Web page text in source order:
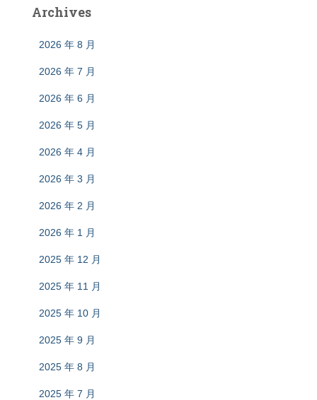
Archives
2026 年 8 月
2026 年 7 月
2026 年 6 月
2026 年 5 月
2026 年 4 月
2026 年 3 月
2026 年 2 月
2026 年 1 月
2025 年 12 月
2025 年 11 月
2025 年 10 月
2025 年 9 月
2025 年 8 月
2025 年 7 月